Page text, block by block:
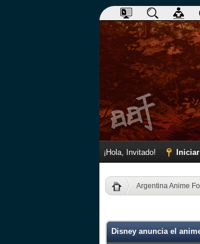
¡Hola, Invitado!
Argentina Anime
Disney anuncia el